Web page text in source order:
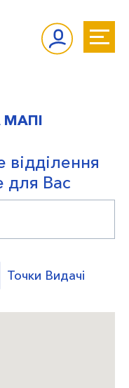
МАПІ
для Вас
Точки Видачі